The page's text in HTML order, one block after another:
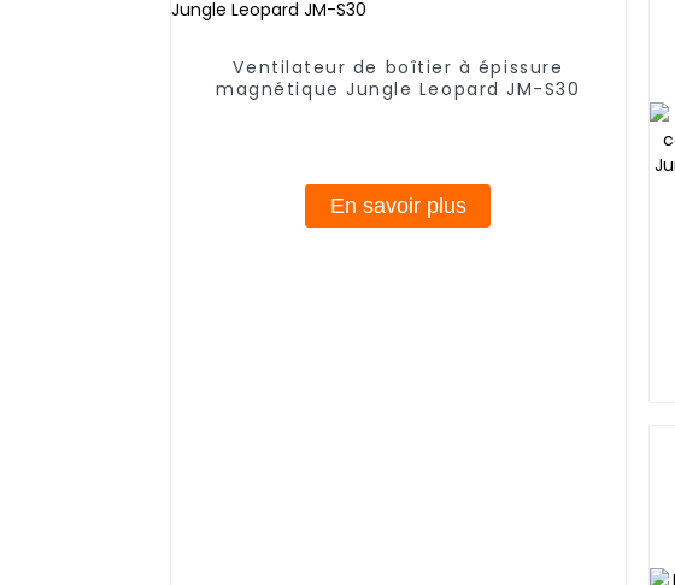
Ventilateur de boîtier à épissure
magnétique Jungle Leopard JM-S30
En savoir plus